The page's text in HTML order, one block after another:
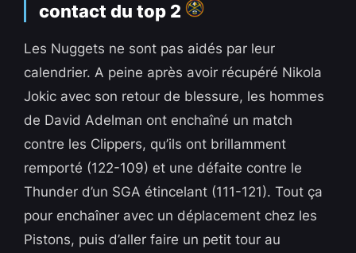
contact du top 2
Les Nuggets ne sont pas aidés par leur
calendrier. A peine après avoir récupéré Nikola
Jokic avec son retour de blessure, les hommes
de David Adelman ont enchaîné un match
contre les Clippers, qu’ils ont brillamment
remporté (122-109) et une défaite contre le
Thunder d’un SGA étincelant (111-121). Tout ça
pour enchaîner avec un déplacement chez les
Pistons, puis d’aller faire un petit tour au